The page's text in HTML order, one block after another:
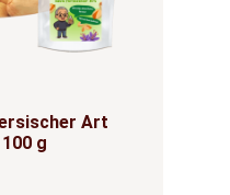
von 4.6 von 5 Sternen
Art
g